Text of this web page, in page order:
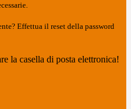
Effettua il reset della password
la casella di posta elettronica!